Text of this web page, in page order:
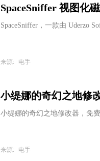
SpaceSniffer 视图化
SpaceSniffer，一款由 Uderzo
来源: 电手
小缇娜的奇幻之地修
小缇娜的奇幻之地修改器，免
来源: 电手